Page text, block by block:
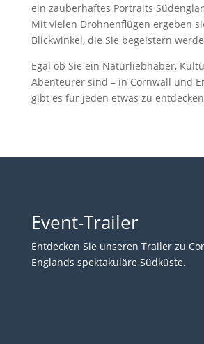
ein zauberhaftes Portraits
Mit vielen Drohnenflügen ergeben
Blickwinkel, die Sie begeistern
Egal ob Sie ein Naturliebhaber,
Abenteurer sind – in Cornwall und
gibt es für jeden etwas zu
Event-Trailer
Entdecken Sie unseren Trailer zu
Englands spektakuläre Südküste.